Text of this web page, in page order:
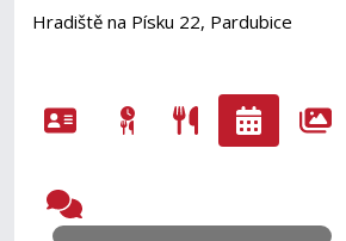
Hradiště na Písku 22, Pardubice